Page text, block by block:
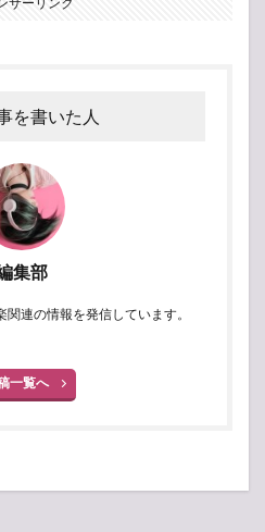
を書いた人
集部
連の情報を発信しています。
一覧へ